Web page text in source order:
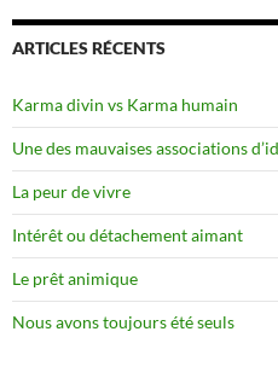
ARTICLES RÉCENTS
Karma divin vs Karma humain
Une des mauvaises associations
La peur de vivre
Intérêt ou détachement aimant
Le prêt animique
Nous avons toujours été seuls